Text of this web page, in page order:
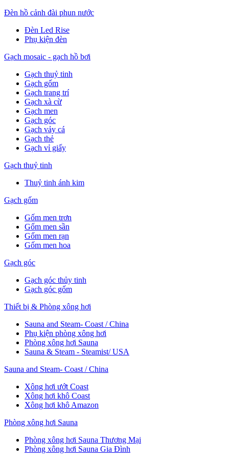
Đèn hồ cảnh đài phun nước
Đèn Led Rise
Phụ kiện đèn
Gạch mosaic - gạch hồ bơi
Gạch thuỷ tinh
Gạch gốm
Gạch trang trí
Gạch xà cừ
Gạch men
Gạch góc
Gạch vảy cá
Gạch thẻ
Gạch vỉ giấy
Gạch thuỷ tinh
Thuỷ tinh ánh kim
Gạch gốm
Gốm men trơn
Gốm men sần
Gốm men rạn
Gốm men hoa
Gạch góc
Gạch góc thủy tinh
Gạch góc gốm
Thiết bị & Phòng xông hơi
Sauna and Steam- Coast / China
Phụ kiện phòng xông hơi
Phòng xông hơi Sauna
Sauna & Steam - Steamist/ USA
Sauna and Steam- Coast / China
Xông hơi ướt Coast
Xông hơi khô Coast
Xông hơi khô Amazon
Phòng xông hơi Sauna
Phòng xông hơi Sauna Thương Mại
Phòng xông hơi Sauna Gia Đình